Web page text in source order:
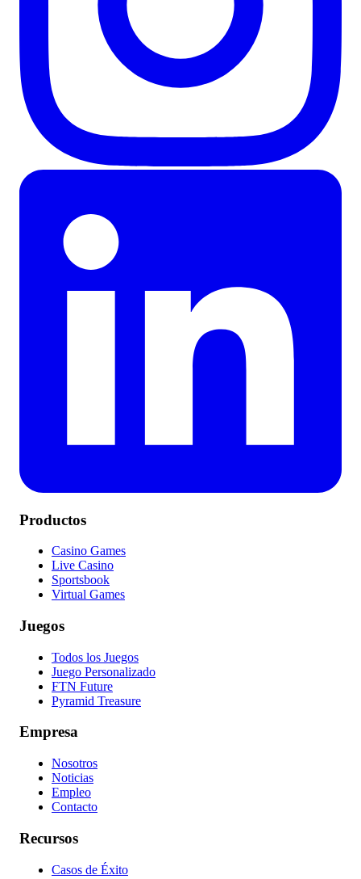
Productos
Casino Games
Live Casino
Sportsbook
Virtual Games
Juegos
Todos los Juegos
Juego Personalizado
FTN Future
Pyramid Treasure
Empresa
Nosotros
Noticias
Empleo
Contacto
Recursos
Casos de Éxito